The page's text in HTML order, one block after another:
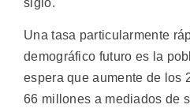
siglo.
Una tasa particularmente
demográfico futuro es la
espera que aumente de los
66 millones a mediados de